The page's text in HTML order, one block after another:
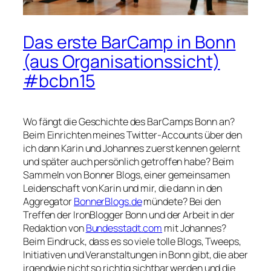
Das erste BarCamp in Bonn
(aus Organisationssicht)
#bcbn15
Wo fängt die Geschichte des BarCamps Bonn an?
Beim Einrichten meines Twitter-Accounts über den
ich dann Karin und Johannes zuerst kennen gelernt
und später auch persönlich getroffen habe? Beim
Sammeln von Bonner Blogs, einer gemeinsamen
Leidenschaft von Karin und mir, die dann in den
AggregatorBonnerBlogs.demündete? Bei den
Treffen der IronBlogger Bonn und der Arbeit in der
Redaktion vonBundesstadt.com mit Johannes?
Beim Eindruck, dass es so viele tolle Blogs, Tweeps,
Initiativen und Veranstaltungen in Bonn gibt, die aber
irgendwie nicht so richtig sichtbar werden und die